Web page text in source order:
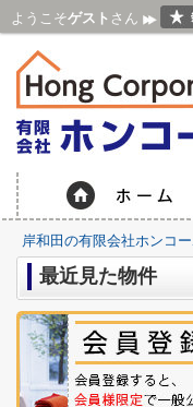
ようこそゲスト さん
岸和田の有限会社ホンコ
最近見た物件